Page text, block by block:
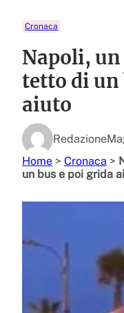
Cronaca
Napoli, un
tetto di un
aiuto
Redazione
Home > Cronaca >
un bus e poi grida